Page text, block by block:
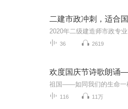
二建市政冲刺，适合
36 2619
欢度国庆节诗歌朗诵
116 11万